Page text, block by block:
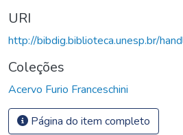
URI
http://bibdig.biblioteca.unesp.br/
Coleções
Acervo Furio Franceschini
Página do item completo